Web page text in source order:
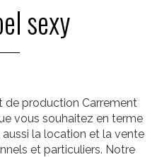
sexy
de production Carrement
vous souhaitez en terme
la location et la vente
et particuliers. Notre